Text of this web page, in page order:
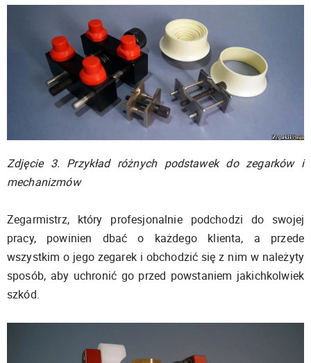
Zdjęcie 3. Przykład różnych podstawek do zegarków i
mechanizmów
Zegarmistrz, który profesjonalnie podchodzi do swojej
pracy, powinien dbać o każdego klienta, a przede
wszystkim o jego zegarek i obchodzić się z nim w należyty
sposób, aby uchronić go przed powstaniem jakichkolwiek
szkód.